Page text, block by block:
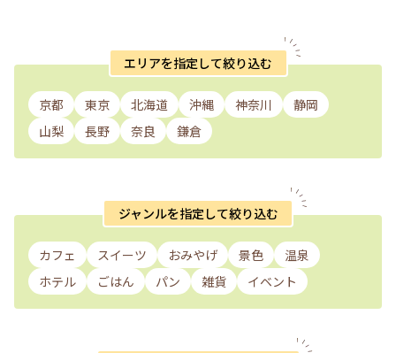
エリアを指定して絞り込む
京都 東京 北海道 沖縄 神奈川
静岡
山梨
長野 奈良 鎌倉
ジャンルを指定して絞り込む
カフェ スイーツ おみやげ 景色
温泉
ホテル
ごはん パン 雑貨 イベント